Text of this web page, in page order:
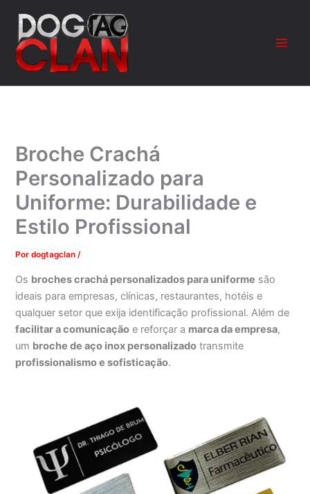
para
conteúdo
Broche Crachá
Personalizado para
Uniforme: Durabilidade e
Estilo Profissional
Pordogtagclan/
Os broches crachá personalizados para uniforme são
ideais para empresas, clínicas, restaurantes, hotéis e
qualquer setor que exija identificação profissional. Além de
facilitar a comunicação e reforçar a marca da empresa,
um broche de aço inox personalizado transmite
profissionalismo e sofisticação.